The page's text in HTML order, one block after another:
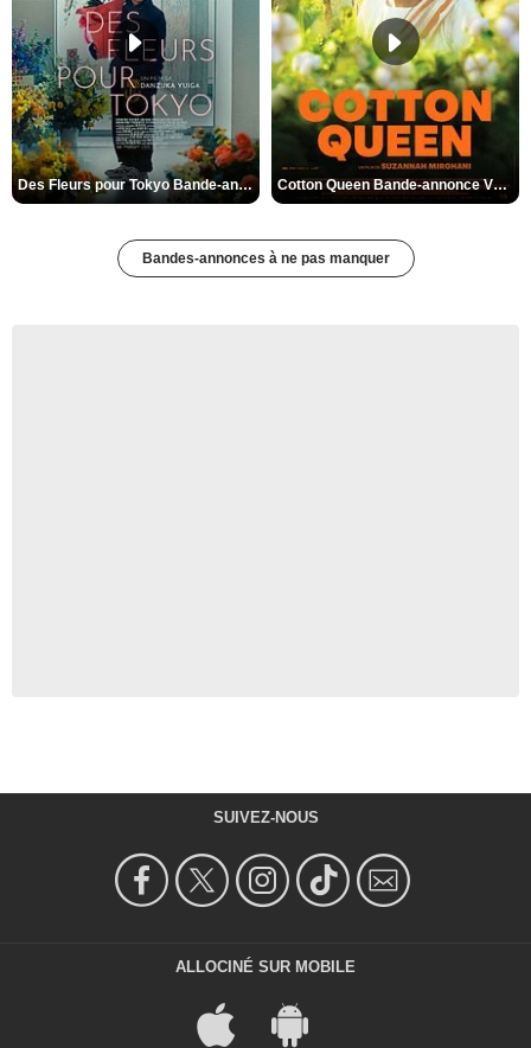
Des Fleurs pour Tokyo Bande-annonce VO STFR Cotton Queen Bande-annonce VO STFR
Bandes-annonces à ne pas manquer
SUIVEZ-NOUS
ALLOCINÉ SUR MOBILE